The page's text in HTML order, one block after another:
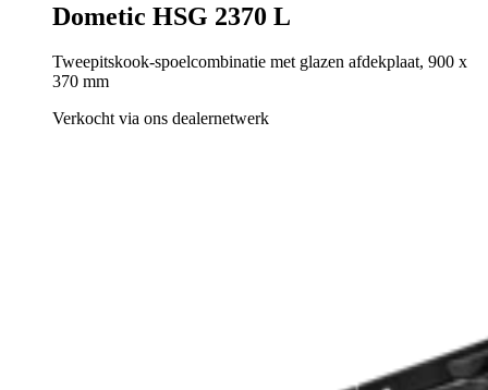
Dometic HSG 2370 L
Tweepitskook-spoelcombinatie met glazen afdekplaat, 900 x
370 mm
Verkocht via ons dealernetwerk